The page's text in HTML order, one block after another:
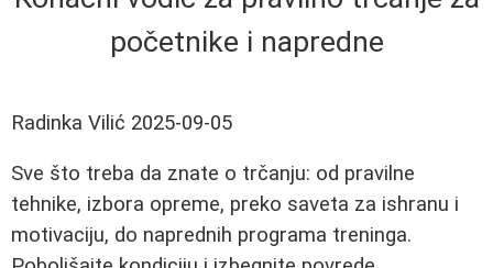
početnike i napredne
Radinka Vilić 2025-09-05
Sve što treba da znate o trčanju: od pravilne
tehnike, izbora opreme, preko saveta za ishranu i
motivaciju, do naprednih programa treninga.